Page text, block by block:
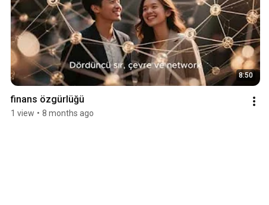
8:50
finans özgürlüğü
1 view • 8 months ago